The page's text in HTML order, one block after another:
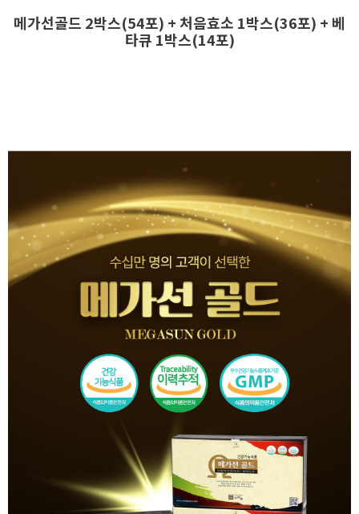
메가선골드 2박스(54포) + 처음효소 1박스(36포) + 베
타큐 1박스(14포)